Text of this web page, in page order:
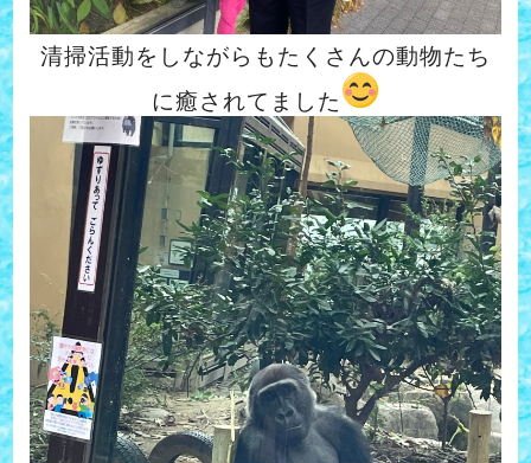
清掃活動をしながらもたくさんの動物たち
に癒されてました